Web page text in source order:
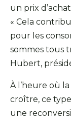
un prix
« Cela
pour les
sommes tous
Hubert,
À l’heure où
croître, ce
une